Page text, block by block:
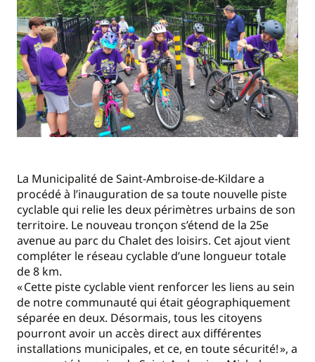
La Municipalité de Saint-Ambroise-de-Kildare a
procédé à l’inauguration de sa toute nouvelle piste
cyclable qui relie les deux périmètres urbains de son
territoire. Le nouveau tronçon s’étend de la 25e
avenue au parc du Chalet des loisirs. Cet ajout vient
compléter le réseau cyclable d’une longueur totale
de 8 km.
« Cette piste cyclable vient renforcer les liens au sein
de notre communauté qui était géographiquement
séparée en deux. Désormais, tous les citoyens
pourront avoir un accès direct aux différentes
installations municipales, et ce, en toute sécurité! », a